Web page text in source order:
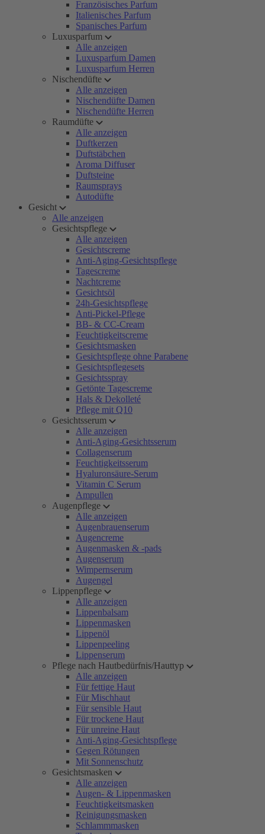
Französisches Parfum
Italienisches Parfum
Spanisches Parfum
Luxusparfum
Alle anzeigen
Luxusparfum Damen
Luxusparfum Herren
Nischendüfte
Alle anzeigen
Nischendüfte Damen
Nischendüfte Herren
Raumdüfte
Alle anzeigen
Duftkerzen
Duftstäbchen
Aroma Diffuser
Duftsteine
Raumsprays
Autodüfte
Gesicht
Alle anzeigen
Gesichtspflege
Alle anzeigen
Gesichtscreme
Anti-Aging-Gesichtspflege
Tagescreme
Nachtcreme
Gesichtsöl
24h-Gesichtspflege
Anti-Pickel-Pflege
BB- & CC-Cream
Feuchtigkeitscreme
Gesichtsmasken
Gesichtspflege ohne Parabene
Gesichtspflegesets
Gesichtsspray
Getönte Tagescreme
Hals & Dekolleté
Pflege mit Q10
Gesichtsserum
Alle anzeigen
Anti-Aging-Gesichtsserum
Collagenserum
Feuchtigkeitsserum
Hyaluronsäure-Serum
Vitamin C Serum
Ampullen
Augenpflege
Alle anzeigen
Augenbrauenserum
Augencreme
Augenmasken & -pads
Augenserum
Wimpernserum
Augengel
Lippenpflege
Alle anzeigen
Lippenbalsam
Lippenmasken
Lippenöl
Lippenpeeling
Lippenserum
Pflege nach Hautbedürfnis/Hauttyp
Alle anzeigen
Für fettige Haut
Für Mischhaut
Für sensible Haut
Für trockene Haut
Für unreine Haut
Anti-Aging-Gesichtspflege
Gegen Rötungen
Mit Sonnenschutz
Gesichtsmasken
Alle anzeigen
Augen- & Lippenmasken
Feuchtigkeitsmasken
Reinigungsmasken
Schlammmasken